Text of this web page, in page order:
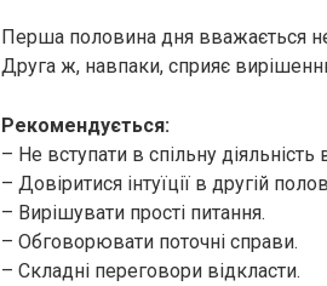
Перша половина дня вважається
Друга ж, навпаки, сприяє
Рекомендується:
– Не вступати в спільну
– Довіритися інтуїції в другій
– Вирішувати прості питання.
– Обговорювати поточні справи.
– Складні переговори відкласти.